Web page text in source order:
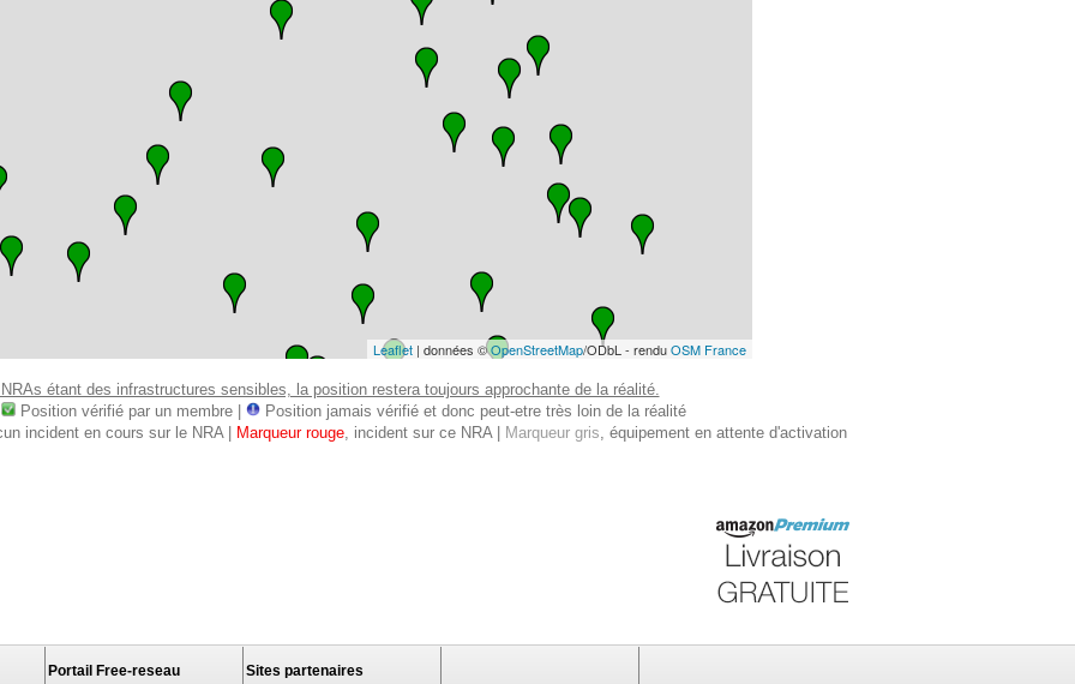
Leaflet | données ©OpenStreetMap/ODbL - renduOSM France
étant des infrastructures sensibles, la position restera toujours approchante de la réalité.
Position vérifié par un membre |
Position jamais vérifié et donc peut-etre très loin de la réalité
incident en cours sur le NRA |
Marqueur rouge, incident sur ce NRA | Marqueur gris, équipement en attente d'activation
Portail Free-reseau Sites partenaires